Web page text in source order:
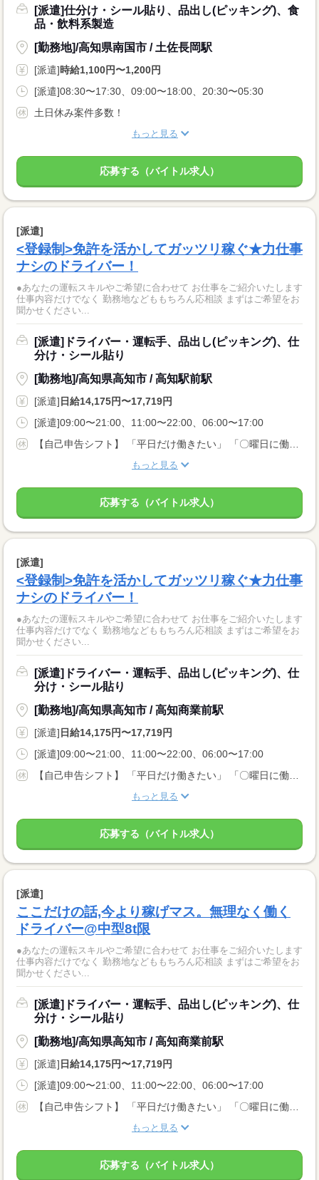
[派遣]仕分け・シール貼り、品出し(ピッキング)、食
品・飲料系製造
[勤務地]/高知県南国市 / 土佐長岡駅
[派遣]時給1,100円〜1,200円
[派遣]08:30〜17:30、09:00〜18:00、20:30〜05:30
土日休み案件多数！
もっと見る
応募する（バイトル求人）
[派遣]
<登録制>免許を活かしてガッツリ稼ぐ★力仕事
ナシのドライバー！
●あなたの運転スキルやご希望に合わせて お仕事をご紹介いたします
仕事内容だけでなく 勤務地などももちろん応相談 まずはご希望をお
聞かせください...
[派遣]ドライバー・運転手、品出し(ピッキング)、仕
分け・シール貼り
[勤務地]/高知県高知市 / 高知駅前駅
[派遣]日給14,175円〜17,719円
[派遣]09:00〜21:00、11:00〜22:00、06:00〜17:00
もっと見る
応募する（バイトル求人）
[派遣]
<登録制>免許を活かしてガッツリ稼ぐ★力仕事
ナシのドライバー！
●あなたの運転スキルやご希望に合わせて お仕事をご紹介いたします
仕事内容だけでなく 勤務地などももちろん応相談 まずはご希望をお
聞かせください...
[派遣]ドライバー・運転手、品出し(ピッキング)、仕
分け・シール貼り
[勤務地]/高知県高知市 / 高知商業前駅
[派遣]日給14,175円〜17,719円
[派遣]09:00〜21:00、11:00〜22:00、06:00〜17:00
もっと見る
応募する（バイトル求人）
[派遣]
ここだけの話,今より稼げマス。無理なく働く
ドライバー@中型8t限
●あなたの運転スキルやご希望に合わせて お仕事をご紹介いたします
仕事内容だけでなく 勤務地などももちろん応相談 まずはご希望をお
聞かせください...
[派遣]ドライバー・運転手、品出し(ピッキング)、仕
分け・シール貼り
[勤務地]/高知県高知市 / 高知商業前駅
[派遣]日給14,175円〜17,719円
[派遣]09:00〜21:00、11:00〜22:00、06:00〜17:00
もっと見る
応募する（バイトル求人）